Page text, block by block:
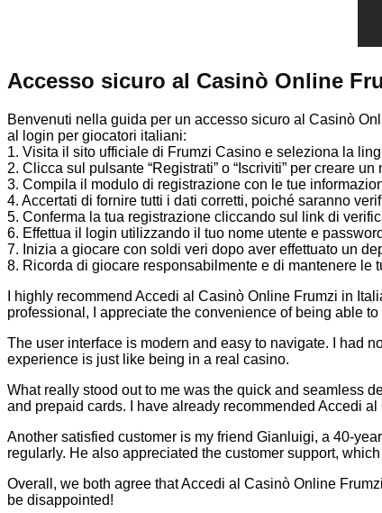
Accesso sicuro al Casinò Online
Benvenuti nella guida per un accesso sicuro al Casinò
al login per giocatori italiani:
1. Visita il sito ufficiale di Frumzi Casino e seleziona la
2. Clicca sul pulsante “Registrati” o “Iscriviti” per creare un
3. Compila il modulo di registrazione con le tue
4. Accertati di fornire tutti i dati corretti, poiché saranno
5. Conferma la tua registrazione cliccando sul link di
6. Effettua il login utilizzando il tuo nome utente e
7. Inizia a giocare con soldi veri dopo aver effettuato un
8. Ricorda di giocare responsabilmente e di mantenere le
I highly recommend Accedi al Casinò Online Frumzi in
professional, I appreciate the convenience of being able
The user interface is modern and easy to navigate. I had
experience is just like being in a real casino.
What really stood out to me was the quick and seamless
and prepaid cards. I have already recommended Accedi
Another satisfied customer is my friend Gianluigi, a 40-
regularly. He also appreciated the customer support,
Overall, we both agree that Accedi al Casinò Online
be disappointed!